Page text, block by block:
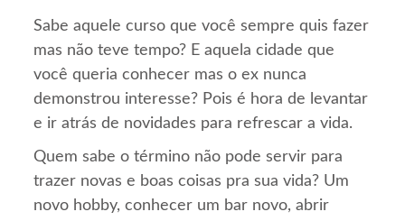
Sabe aquele curso que você sempre quis fazer
mas não teve tempo? E aquela cidade que
você queria conhecer mas o ex nunca
demonstrou interesse? Pois é hora de levantar
e ir atrás de novidades para refrescar a vida.
Quem sabe o término não pode servir para
trazer novas e boas coisas pra sua vida? Um
novo hobby, conhecer um bar novo, abrir